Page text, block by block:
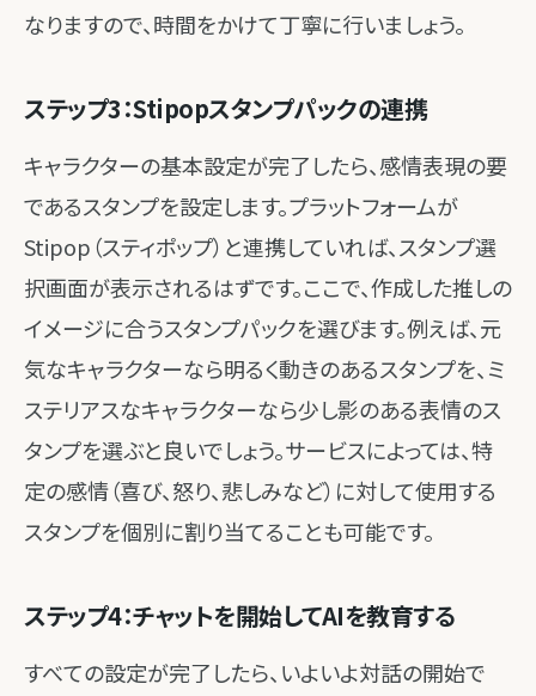
なりますので、時間をかけて丁寧に行いましょう。
ステップ3：Stipopスタンプパックの連携
キャラクターの基本設定が完了したら、感情表現の要
であるスタンプを設定します。プラットフォームが
Stipop（スティポップ）と連携していれば、スタンプ選
択画面が表示されるはずです。ここで、作成した推しの
イメージに合うスタンプパックを選びます。例えば、元
気なキャラクターなら明るく動きのあるスタンプを、ミ
ステリアスなキャラクターなら少し影のある表情のス
タンプを選ぶと良いでしょう。サービスによっては、特
定の感情（喜び、怒り、悲しみなど）に対して使用する
スタンプを個別に割り当てることも可能です。
ステップ4：チャットを開始してAIを教育する
すべての設定が完了したら、いよいよ対話の開始で